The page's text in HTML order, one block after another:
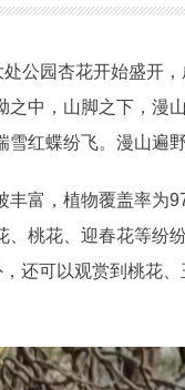
园杏花开始盛开，
之中，山脚之下，漫
红蝶纷飞。漫山遍
，植物覆盖率为
、桃花、迎春花等纷
，还可以观赏到桃花